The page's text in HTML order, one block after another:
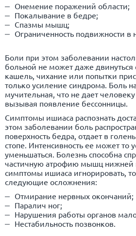
Онемение поражений области;
Покалывание в бедре;
Спазмы мышц;
Ограниченность подвижности в
Боли при этом заболевании
больной не может даже двинуться
кашель, чихание или попытки
только усиление синдрома. Боль
мучительная, что не дает человеку
вызывая появление бессонницы.
Симптомы ишиаса распознать
этом заболевании боль
поверхность бедра, отдает в
стопе. Интенсивность ее может то
уменьшаться. Болезнь способна
частичную атрофию мышц нижней
симптомы ишиаса игнорировать,
следующие осложнения:
Отмирание нервных окончаний;
Паралич ног;
Нарушения работы органов
Нестабильность позвонков.